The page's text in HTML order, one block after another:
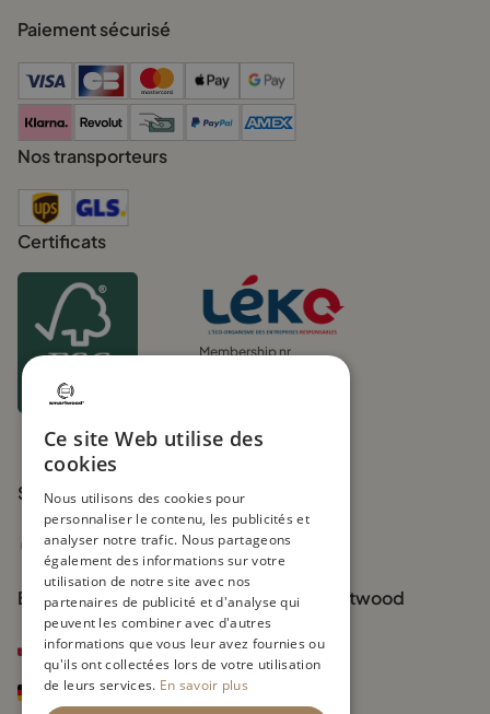
Paiement sécurisé
Nos transporteurs
Certificats
Membership nr
Suivez-nous
Boutiques officielles de la marque Smartwood
smartwood.pl
smartwood.de
Ce site Web utilise des
cookies
Nous utilisons des cookies pour
personnaliser le contenu, les publicités et
analyser notre trafic. Nous partageons
également des informations sur votre
utilisation de notre site avec nos
partenaires de publicité et d'analyse qui
peuvent les combiner avec d'autres
informations que vous leur avez fournies ou
qu'ils ont collectées lors de votre utilisation
de leurs services. En savoir plus